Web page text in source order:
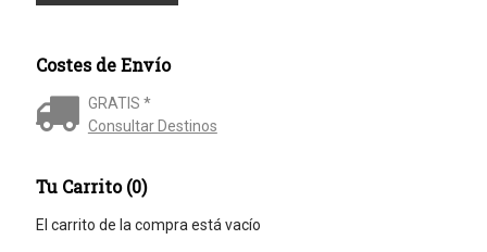
Costes de Envío
GRATIS *
Consultar Destinos
Tu Carrito (0)
El carrito de la compra está vacío